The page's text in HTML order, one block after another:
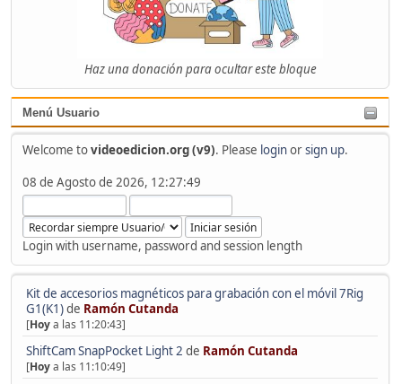
Haz una donación para ocultar este bloque
Menú Usuario
Welcome tovideoedicion.org (v9). Please loginorsign up.
08 de Agosto de 2026, 12:27:49
Login with username, password and session length
Kit de accesorios magnéticos para grabación con el móvil 7Rig
G1(K1)de Ramón Cutanda
[Hoya las 11:20:43]
ShiftCam SnapPocket Light 2 de Ramón Cutanda
[Hoya las 11:10:49]